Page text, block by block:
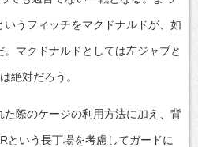
うフィッチをマクドナルドが、如
マクドナルドとしては左ジャブと
絶対だろう。
際のケージの利用方法に加え、背
という長丁場を考慮してガードに